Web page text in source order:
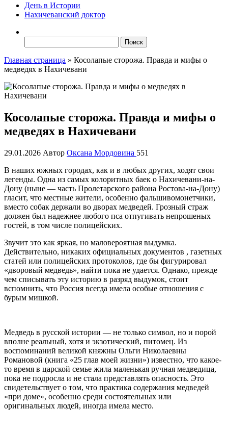
День в Истории
Нахичеванский доктор
Главная страница » Косолапые сторожа. Правда и мифы о
медведях в Нахичевани
Косолапые сторожа. Правда и мифы о
медведях в Нахичевани
29.01.2026 Автор Оксана Мордовина 551
В наших южных городах, как и в любых других, ходят свои
легенды. Одна из самых колоритных баек о Нахичевани-на-
Дону (ныне — часть Пролетарского района Ростова-на-Дону)
гласит, что местные жители, особенно фальшивомонетчики,
вместо собак держали во дворах медведей. Грозный страж
должен был надежнее любого пса отпугивать непрошеных
гостей, в том числе полицейских.
Звучит это как яркая, но маловероятная выдумка.
Действительно, никаких официальных документов , газетных
статей или полицейских протоколов, где бы фигурировал
«дворовый медведь», найти пока не удается. Однако, прежде
чем списывать эту историю в разряд выдумок, стоит
вспомнить, что Россия всегда имела особые отношения с
бурым мишкой.
Медведь в русской истории — не только символ, но и порой
вполне реальный, хотя и экзотический, питомец. Из
воспоминаний великой княжны Ольги Николаевны
Романовой (книга «25 глав моей жизни») известно, что какое-
то время в царской семье жила маленькая ручная медведица,
пока не подросла и не стала представлять опасность. Это
свидетельствует о том, что практика содержания медведей
«при доме», особенно среди состоятельных или
оригинальных людей, иногда имела место.